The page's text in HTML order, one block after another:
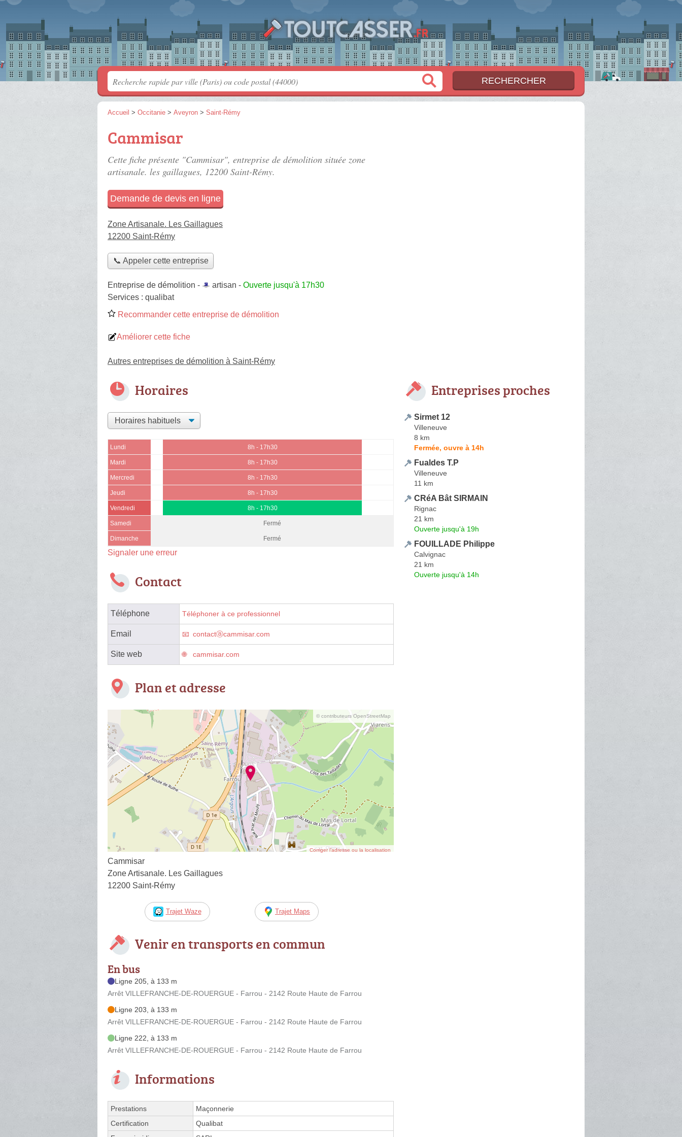
Accueil > Occitanie > Aveyron > Saint-Rémy
Cammisar
Cette fiche présente "Cammisar", entreprise de démolition située zone
artisanale. les gaillagues, 12200 Saint-Rémy.
Demande de devis en ligne
Zone Artisanale. Les Gaillagues
12200 Saint-Rémy
📞 Appeler cette entreprise
Entreprise de démolition - artisan - Ouverte jusqu'à 17h30
Services : qualibat
Recommander cette entreprise de démolition
Améliorer cette fiche
Autres entreprises de démolition à Saint-Rémy
Horaires
Lundi 8h - 17h30
Mardi 8h - 17h30
Mercredi 8h - 17h30
Jeudi 8h - 17h30
Vendredi 8h - 17h30
Samedi Fermé
Dimanche Fermé
Signaler une erreur
Contact
Téléphone Téléphoner à ce professionnel
Email contactⓐcammisar.com
Site web cammisar.com
Plan et adresse
© contributeurs OpenStreetMap
Corriger l’adresse ou la localisation
Cammisar
Zone Artisanale. Les Gaillagues
12200 Saint-Rémy
Trajet Waze Trajet Maps
Venir en transports en commun
En bus
Ligne 205, à 133 m
Arrêt VILLEFRANCHE-DE-ROUERGUE - Farrou - 2142 Route Haute de Farrou
Ligne 203, à 133 m
Arrêt VILLEFRANCHE-DE-ROUERGUE - Farrou - 2142 Route Haute de Farrou
Ligne 222, à 133 m
Arrêt VILLEFRANCHE-DE-ROUERGUE - Farrou - 2142 Route Haute de Farrou
Informations
Prestations
Maçonnerie
Certification
Qualibat
Entreprises proches
Sirmet 12
Villeneuve
8 km
Fermée, ouvre à 14h
Fualdes T.P
Villeneuve
11 km
CRéA Bât SIRMAIN
Rignac
21 km
Ouverte jusqu'à 19h
FOUILLADE Philippe
Calvignac
21 km
Ouverte jusqu'à 14h